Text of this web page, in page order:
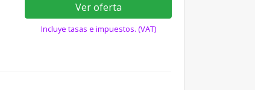
Ver oferta
Incluye tasas e impuestos. (VAT)